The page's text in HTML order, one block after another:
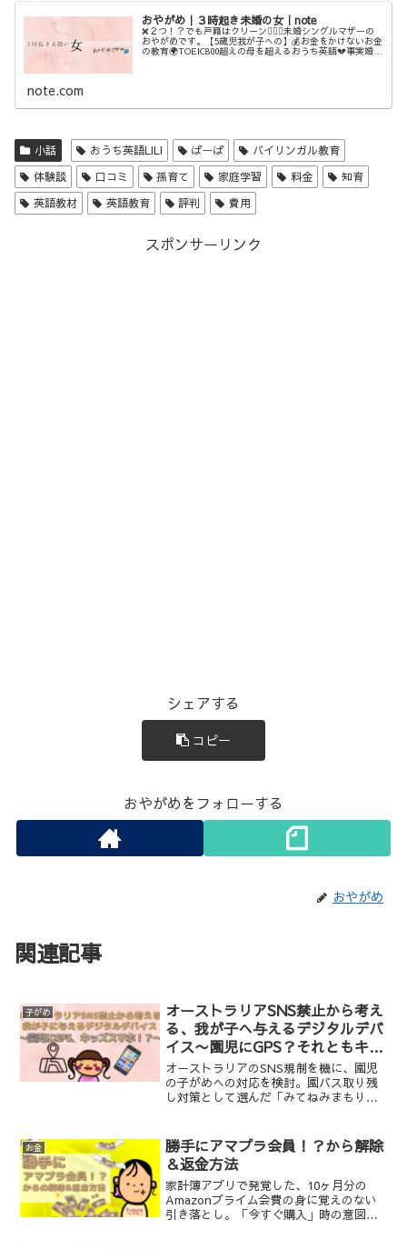
おやがめ｜３時起き未婚の女｜note
❌２つ！？でも戸籍はクリーン💁‍♀️✨未婚シングルマザーの
おやがめです。【5歳児我が子への】💰お金をかけないお金
の教育🌍TOEIC800超えの母を超えるおうち英語💔事実婚💔
note.com
小話 おうち英語LILI ばーば
バイリンガル教育
体験談
口コミ 孫育て 家庭学習 料金
知育
英語教材
英語教育 評判 費用
スポンサーリンク
シェアする
コピー
おやがめをフォローする
おやがめ
関連記事
子がめ
オーストラリアSNS禁止から考え
る、我が子へ与えるデジタルデバ
イス〜園児にGPS？それともキッ
ズスマホ！？〜
オーストラリアのSNS規制を機に、園児
の子がめへの対応を検討。園バス取り残
し対策として選んだ「みてねみまもり
態をレビューします。
お金
勝手にアマプラ会員！？から解除
＆返金方法
家計簿アプリで発覚した、10ヶ月分の
Amazonプライム会費の身に覚えのない
引き落とし。「今すぐ購入」時の意図せ